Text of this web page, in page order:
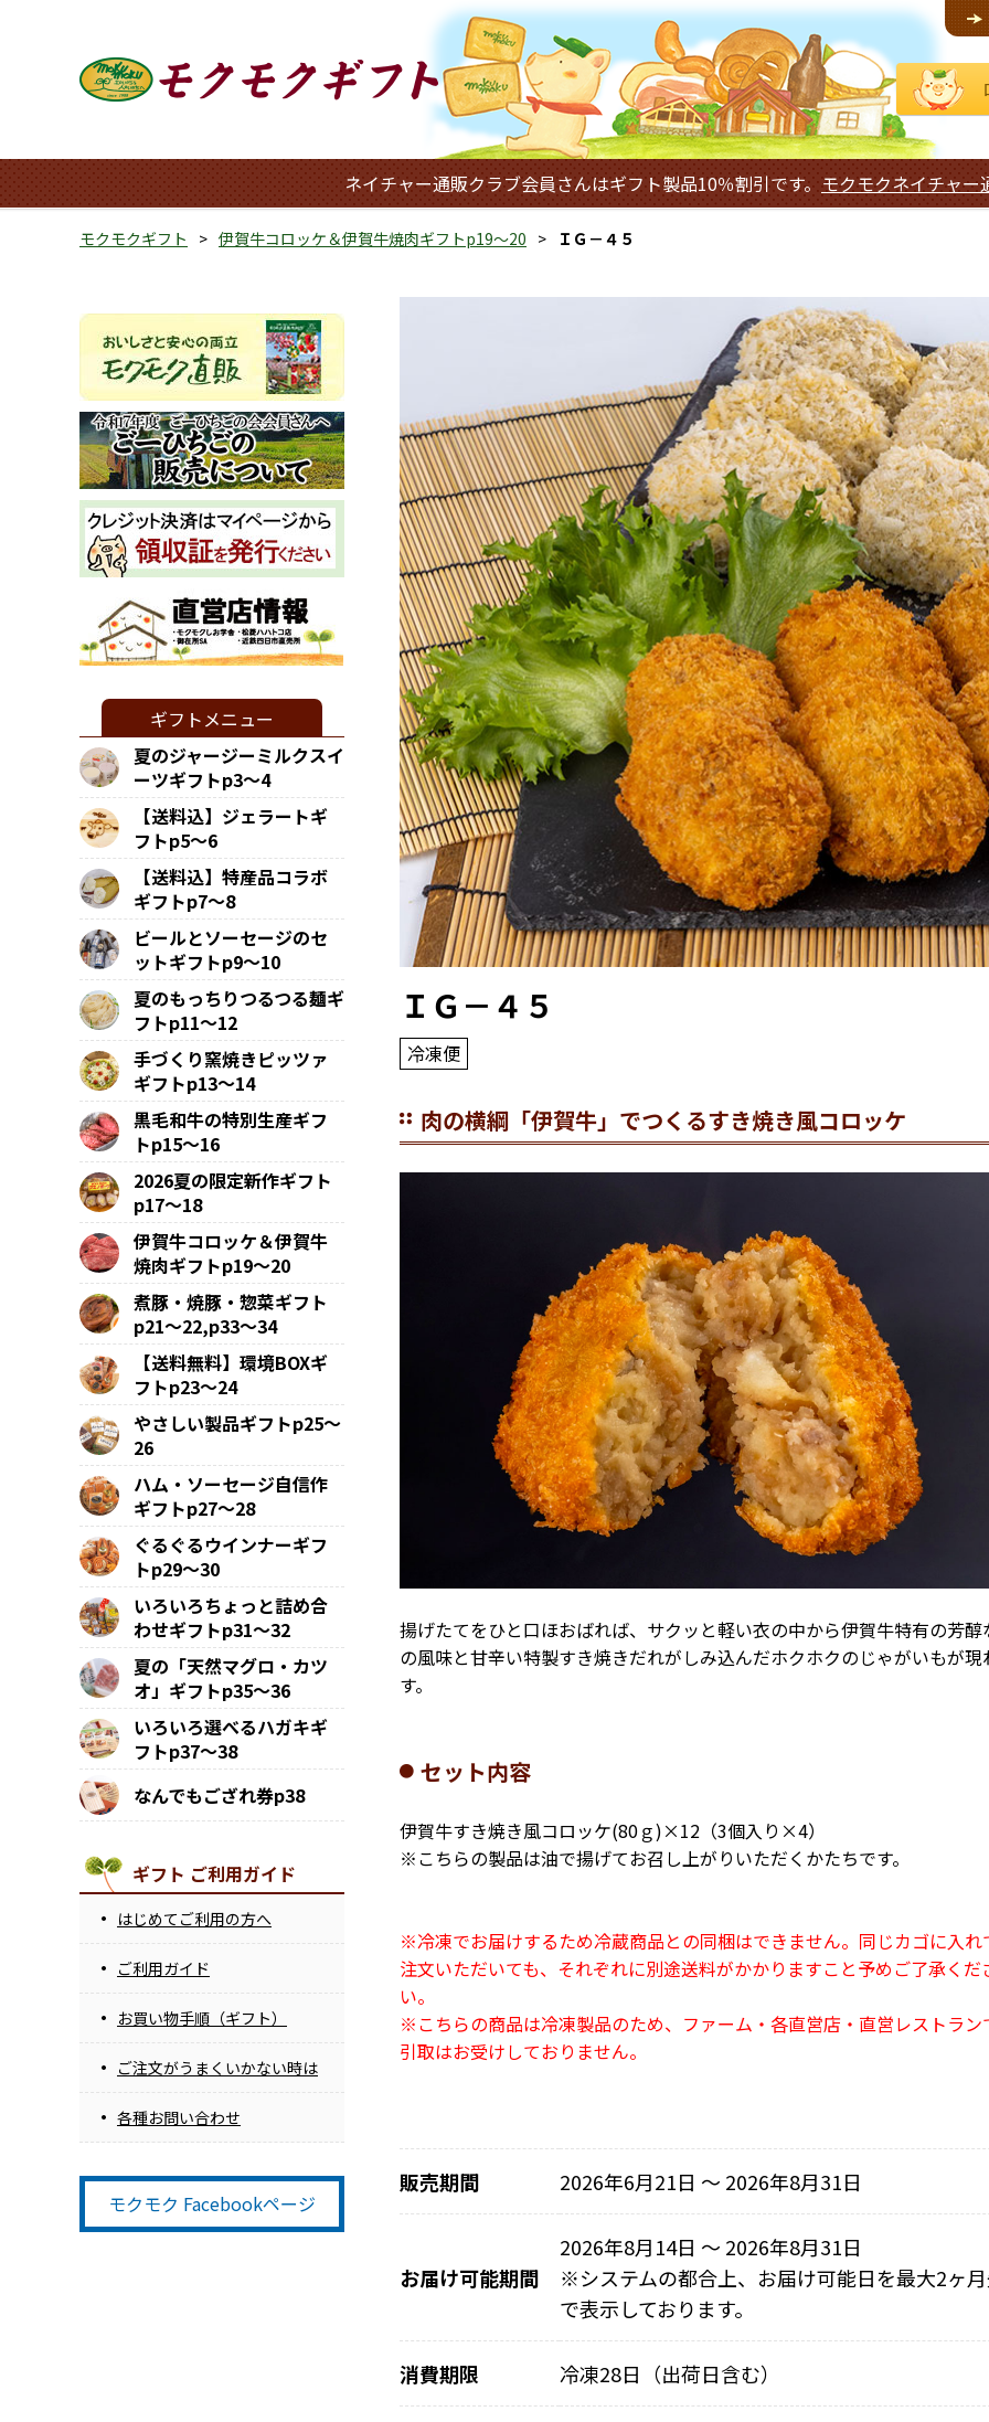
ネイチャー通販クラブ会員さんはギフト製品10％割引です。 モクモクネイチャ
モクモクギフト 伊賀牛コロッケ＆伊賀牛焼肉ギフトp19～20 ＩＧ－４５
ＩＧ－４５
冷凍便
肉の横綱「伊賀牛」でつくるすき焼き風コロッケ
揚げたてをひと口ほおばれば、サクッと軽い衣の中から伊賀牛特有の芳醇
の風味と甘辛い特製すき焼きだれがしみ込んだホクホクのじゃがいもが現
す。
セット内容
伊賀牛すき焼き風コロッケ(80ｇ)×12（3個入り×4）
※こちらの製品は油で揚げてお召し上がりいただくかたちです。
※冷凍でお届けするため冷蔵商品との同梱はできません。同じカゴに入れ
注文いただいても、それぞれに別途送料がかかりますこと予めご了承くだ
い。
※こちらの商品は冷凍製品のため、ファーム・各直営店・直営レストラン
引取はお受けしておりません。
販売期間 2026年6月21日 〜 2026年8月31日
お届け可能期間
2026年8月14日 ～ 2026年8月31日
※システムの都合上、お届け可能日を最大2ヶ
で表示しております。
消費期限 冷凍28日（出荷日含む）
ギフトメニュー
夏のジャージーミルクスイ
ーツギフトp3～4
【送料込】ジェラートギ
フトp5～6
【送料込】特産品コラボ
ギフトp7～8
ビールとソーセージのセ
ットギフトp9～10
夏のもっちりつるつる麺ギ
フトp11～12
手づくり窯焼きピッツァ
ギフトp13～14
黒毛和牛の特別生産ギフ
トp15～16
2026夏の限定新作ギフト
p17～18
伊賀牛コロッケ＆伊賀牛
焼肉ギフトp19～20
煮豚・焼豚・惣菜ギフト
p21～22,p33～34
【送料無料】環境BOXギ
フトp23～24
やさしい製品ギフトp25～
26
ハム・ソーセージ自信作
ギフトp27～28
ぐるぐるウインナーギフ
トp29～30
いろいろちょっと詰め合
わせギフトp31～32
夏の「天然マグロ・カツ
オ」ギフトp35～36
いろいろ選べるハガキギ
フトp37～38
なんでもござれ券p38
ギフト ご利用ガイド
はじめてご利用の方へ
ご利用ガイド
お買い物手順（ギフト）
ご注文がうまくいかない時は
各種お問い合わせ
モクモク Facebookページ